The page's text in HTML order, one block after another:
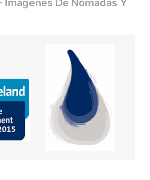
Imagenes De Nomadas Y